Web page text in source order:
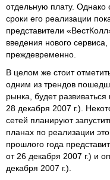
отдельную плату. Однако
сроки его реализации
представители
введения нового
преждевременно.
В целом же стоит
одним из трендов
рынка, будет
28 декабря 2007 г.).
сетей планируют
планах по реализации
прошлого года
от 26 декабря 2007 г.) и
декабря 2007 г.).